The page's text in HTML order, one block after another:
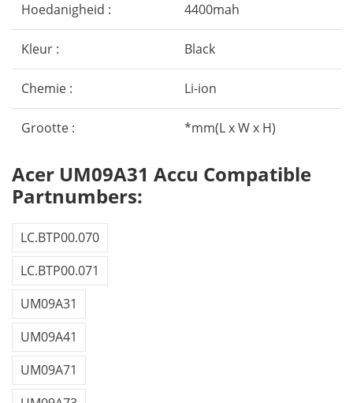
Hoedanigheid : 4400mah
Kleur : Black
Chemie : Li-ion
Grootte : *mm(L x W x H)
Acer UM09A31 Accu Compatible
Partnumbers:
LC.BTP00.070
LC.BTP00.071
UM09A31
UM09A41
UM09A71